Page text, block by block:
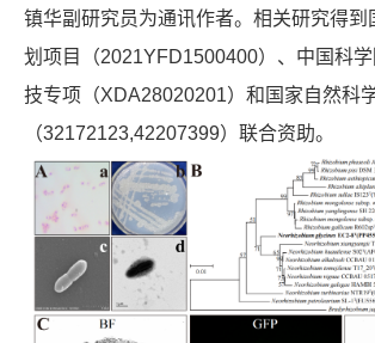
镇华副研究员为通讯作者。相关研究得到
划项目（2021YFD1500400）、中国科
技专项（XDA28020201）和国家自然科
（32172123,42207399）联合资助。